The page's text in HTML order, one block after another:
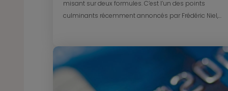
misant sur deux formules. C’est l’un des points
culminants récemment annoncés par Frédéric Niel,...